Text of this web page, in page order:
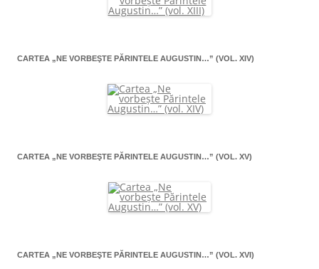
CARTEA „NE VORBEŞTE PĂRINTELE AUGUSTIN…” (VOL. XIV)
CARTEA „NE VORBEŞTE PĂRINTELE AUGUSTIN…” (VOL. XV)
CARTEA „NE VORBEŞTE PĂRINTELE AUGUSTIN…” (VOL. XVI)